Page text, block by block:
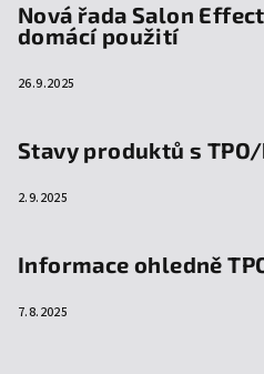
Nová řada Salon
domácí použití
26.9.2025
Stavy produktů s TPO/
2.9.2025
Informace ohledně
7.8.2025